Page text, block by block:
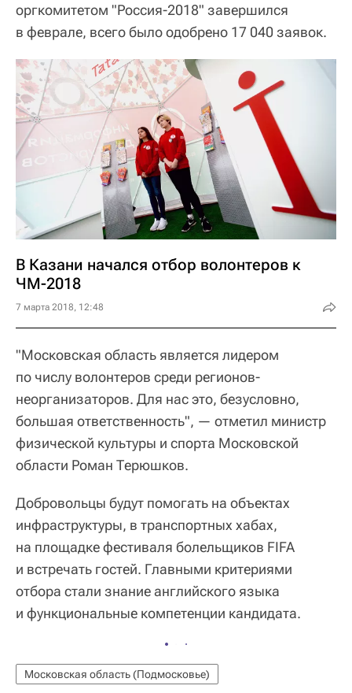
оргкомитетом "Россия-2018" завершился
в феврале, всего было одобрено 17 040 заявок.
В Казани начался отбор волонтеров к
ЧМ-2018
7 марта 2018, 12:48
"Московская область является лидером
по числу волонтеров среди регионов-
неорганизаторов. Для нас это, безусловно,
большая ответственность", — отметил министр
физической культуры и спорта Московской
области Роман Терюшков.
Добровольцы будут помогать на объектах
инфраструктуры, в транспортных хабах,
на площадке фестиваля болельщиков FIFA
и встречать гостей. Главными критериями
отбора стали знание английского языка
и функциональные компетенции кандидата.
Московская область (Подмосковье)